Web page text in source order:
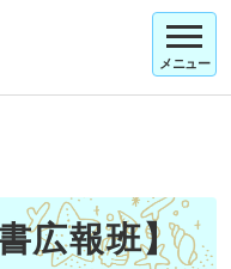
メニュー
広報班】